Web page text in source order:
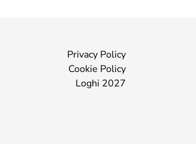
Privacy Policy
Cookie Policy
Loghi 2027